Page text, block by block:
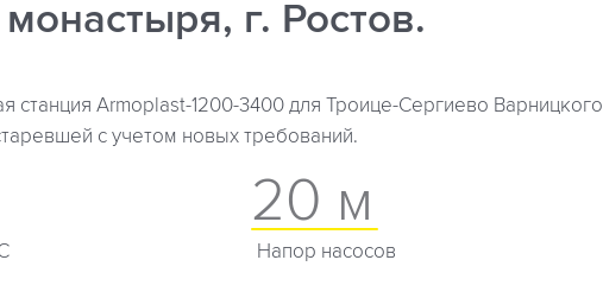
г. Ростов.
станция Armoplast-1200-3400 для Троице-Сергиево Варницкого
с учетом новых требований.
20 м
Напор насосов